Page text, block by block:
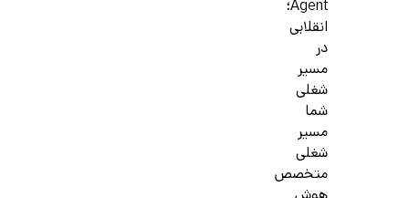
Agent؛
انقلابی
در
مسیر
شغلی
شما
مسیر
شغلی
متخصص